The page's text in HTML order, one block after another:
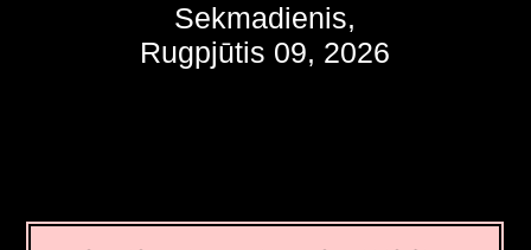
Sekmadienis,
Rugpjūtis 09, 2026